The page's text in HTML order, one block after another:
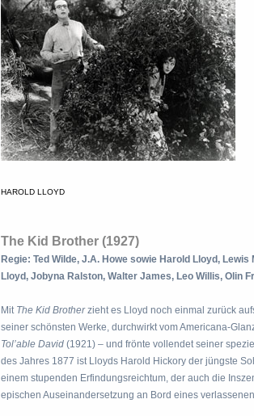
HAROLD LLOYD
The Kid Brother (1927)
Regie: Ted Wilde, J.A. Howe sowie Harold Lloyd,
Lloyd, Jobyna Ralston, Walter James, Leo Willis, Olin
Mit The Kid Brotherzieht es Lloyd noch einmal zurück
seiner schönsten Werke, durchwirkt vom Americana-
Tol’able David (1921) – und frönte vollendet seiner
des Jahres 1877 ist Lloyds Harold Hickory der jüngste
einem stupenden Erfindungsreichtum, der auch die
epischen Auseinandersetzung an Bord eines